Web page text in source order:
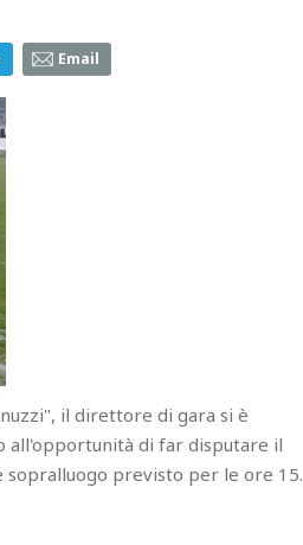
Email
il direttore di gara si è
all'opportunità di far disputare il
previsto per le ore 15.